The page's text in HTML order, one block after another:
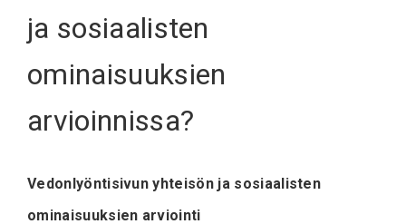
ja sosiaalisten
ominaisuuksien
arvioinnissa?
Vedonlyöntisivun yhteisön ja sosiaalisten
ominaisuuksien arviointi